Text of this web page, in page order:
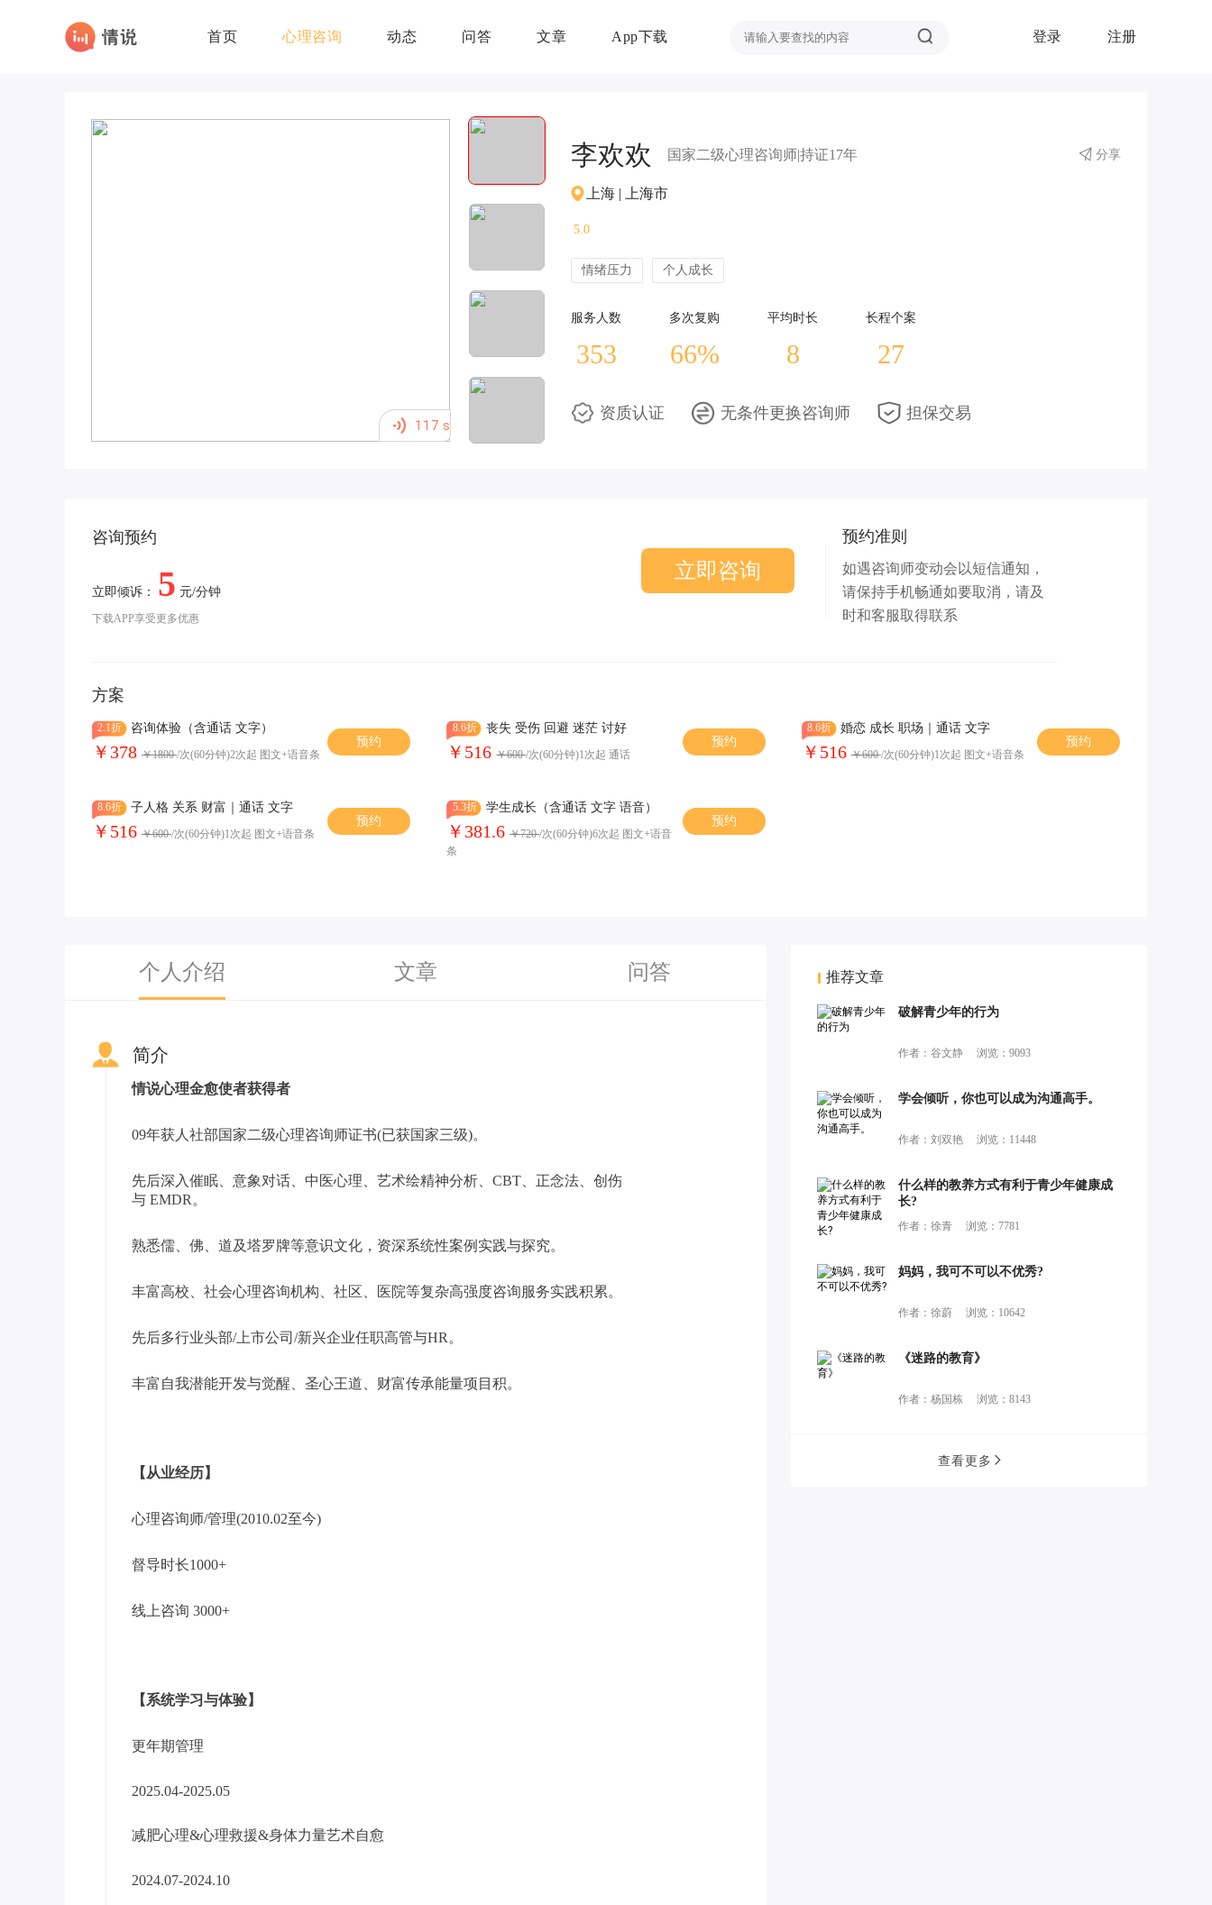
首页 心理咨询 动态 问答 文章 App下载 登录 注册
117 s
李欢欢 国家二级心理咨询师|持证17年 分享
上海 | 上海市
5.0
情绪压力 个人成长
服务人数
353
多次复购
66%
平均时长
8
长程个案
27
资质认证 无条件更换咨询师 担保交易
咨询预约
立即倾诉： 5 元/分钟
下载APP享受更多优惠
立即咨询
预约准则
如遇咨询师变动会以短信通知，
请保持手机畅通如要取消，请及
时和客服取得联系
方案
2.1折 咨询体验（含通话 文字）
￥378 ￥1800/次(60分钟)2次起 图文+语音条
预约
8.6折 丧失 受伤 回避 迷茫 讨好
￥516￥600/次(60分钟)1次起 通话
预约
8.6折 婚恋 成长 职场｜通话 文字
￥516￥600/次(60分钟)1次起 图文+语音条
预约
8.6折 子人格 关系 财富｜通话 文字
￥516 ￥600/次(60分钟)1次起 图文+语音条
预约
5.3折 学生成长（含通话 文字 语音）
￥381.6￥720/次(60分钟)6次起 图文+语音
条
预约
个人介绍 文章 问答
简介
情说心理金愈使者获得者
09年获人社部国家二级心理咨询师证书(已获国家三级)。
先后深入催眠、意象对话、中医心理、艺术绘精神分析、CBT、正念法、创伤
与 EMDR。
熟悉儒、佛、道及塔罗牌等意识文化，资深系统性案例实践与探究。
丰富高校、社会心理咨询机构、社区、医院等复杂高强度咨询服务实践积累。
先后多行业头部/上市公司/新兴企业任职高管与HR。
丰富自我潜能开发与觉醒、圣心王道、财富传承能量项目积。
【从业经历】
心理咨询师/管理(2010.02至今)
督导时长1000+
线上咨询 3000+
【系统学习与体验】
更年期管理
2025.04-2025.05
减肥心理&心理救援&身体力量艺术自愈
2024.07-2024.10
推荐文章
破解青少年的行为
作者：谷文静 浏览：9093
学会倾听，你也可以成为沟通高手。
作者：刘双艳 浏览：11448
什么样的教养方式有利于青少年健康成
长?
作者：徐青 浏览：7781
妈妈，我可不可以不优秀?
作者：徐蔚 浏览：10642
《迷路的教育》
作者：杨国栋 浏览：8143
查看更多